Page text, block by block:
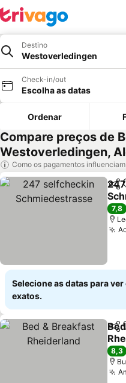
Destino
Westoverledingen
Check-in/out
Escolha as datas
Ordenar
Compare preços de
Westoverledingen,
Como os pagamentos
7,8
Selecione as datas para
exatos.
8,3